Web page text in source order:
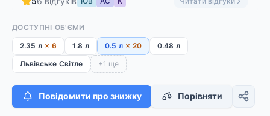
ДОСТУПНІ ОБ'ЄМИ
2.35 л × 6 1.8 л 0.5 л × 20
0.48 л
Львівське Світле
+1 ще
Повідомити про знижку Порівняти